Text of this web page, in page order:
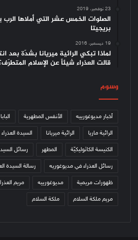
23 نوفمبر، 2019
الصلوات الخمس عشر التي أملاها
بريجيتا
19 ديسمبر، 2016
لماذا تبكي الرائية ميريانا بشدّة بعد
قالت العذراء شيئاً عن الإسلام
وسوم
أخبار مديوغورييه الأنفس المطهرية
الرائية ماريا الرائية ميريانا السيدة العذراء
الكنيسة الكاثوليكيّة المطهر رسائل
رسائل العذراء في مديوغوريه رسالة السيدة
ظهورات مريمية مديوغورييه مريم
مريم ملكة السلام ملكة السلام